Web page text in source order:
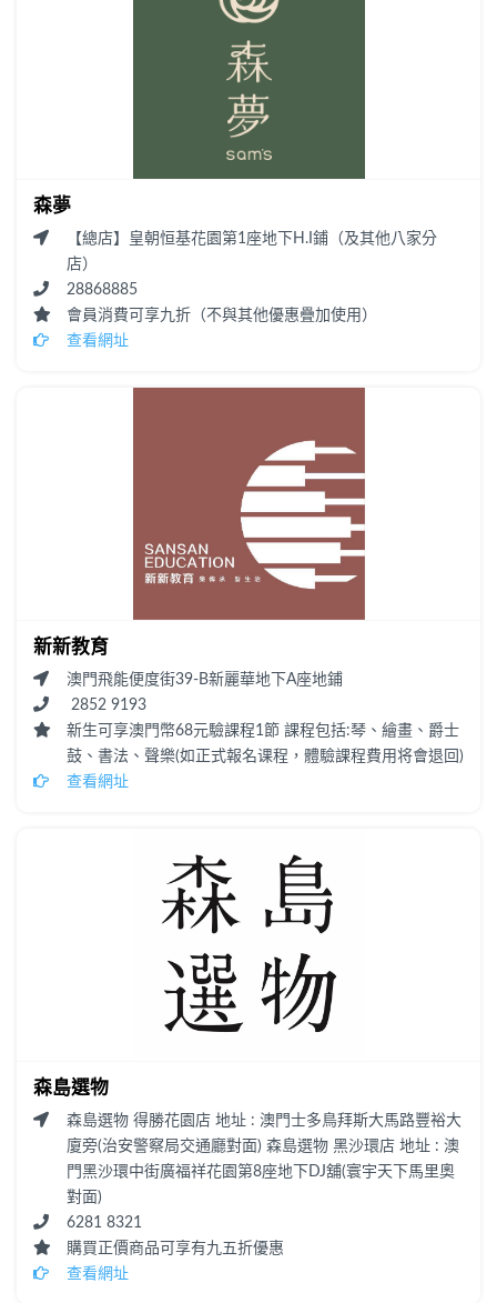
森夢
【總店】皇朝恒基花園第1座地下H.I鋪（及其他八家分
店）
28868885
會員消費可享九折（不與其他優惠疊加使用）
查看網址
新新教育
澳門飛能便度街39-B新麗華地下A座地鋪
2852 9193
新生可享澳門幣68元驗課程1節 課程包括:琴、繪畫、爵士
鼓、書法、聲樂(如正式報名课程，體驗課程費用将會退回)
查看網址
森島選物
森島選物 得勝花園店 地址 : 澳門士多鳥拜斯大馬路豐裕大
廈旁(治安警察局交通廳對面) 森島選物 黑沙環店 地址 : 澳
門黑沙環中街廣福祥花園第8座地下DJ舖(寰宇天下馬里奧
對面)
6281 8321
購買正價商品可享有九五折優惠
查看網址